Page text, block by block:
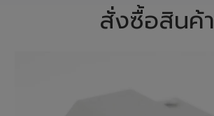
สั่งซื้อสินค้า